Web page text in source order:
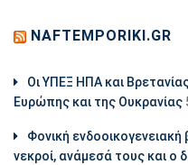
NAFTEMPORIKI.GR
Οι ΥΠΕΞ ΗΠΑ και
Ευρώπης και της Ουκρανίας
Φονική ενδοοικογενειακή
νεκροί, ανάμεσά τους και ο